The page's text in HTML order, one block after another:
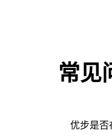
常见
优步是否